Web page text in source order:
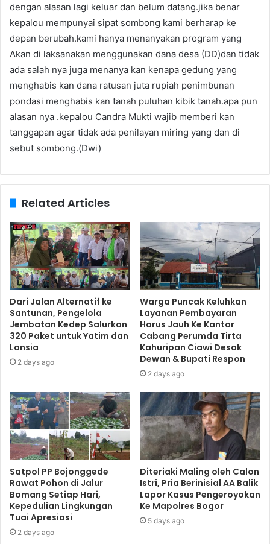
dengan alasan lagi keluar dan belum datang.jika benar
kepalou mempunyai sipat sombong kami berharap ke
depan berubah.kami hanya menanyakan program yang
Akan di laksanakan menggunakan dana desa (DD)dan tidak
ada salah nya juga menanya kan kenapa gedung yang
menghabis kan dana ratusan juta rupiah penimbunan
pondasi menghabis kan tanah puluhan kibik tanah.apa pun
alasan nya .kepalou Candra Mukti wajib memberi kan
tanggapan agar tidak ada penilayan miring yang dan di
sebut sombong.(Dwi)
Related Articles
Dari Jalan Alternatif ke
Santunan, Pengelola
Jembatan Kedep Salurkan
320 Paket untuk Yatim dan
Lansia
2 days ago
Warga Puncak Keluhkan
Layanan Pembayaran
Harus Jauh Ke Kantor
Cabang Perumda Tirta
Kahuripan Ciawi Desak
Dewan & Bupati Respon
2 days ago
Satpol PP Bojonggede
Rawat Pohon di Jalur
Bomang Setiap Hari,
Kepedulian Lingkungan
Tuai Apresiasi
2 days ago
Diteriaki Maling oleh Calon
Istri, Pria Berinisial AA Balik
Lapor Kasus Pengeroyokan
Ke Mapolres Bogor
5 days ago